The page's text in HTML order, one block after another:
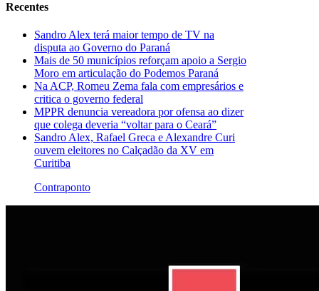
Recentes
Sandro Alex terá maior tempo de TV na
disputa ao Governo do Paraná
Mais de 50 municípios reforçam apoio a Sergio
Moro em articulação do Podemos Paraná
Na ACP, Romeu Zema fala com empresários e
critica o governo federal
MPPR denuncia vereadora por ofensa ao dizer
que colega deveria “voltar para o Ceará”
Sandro Alex, Rafael Greca e Alexandre Curi
ouvem eleitores no Calçadão da XV em
Curitiba
Contraponto